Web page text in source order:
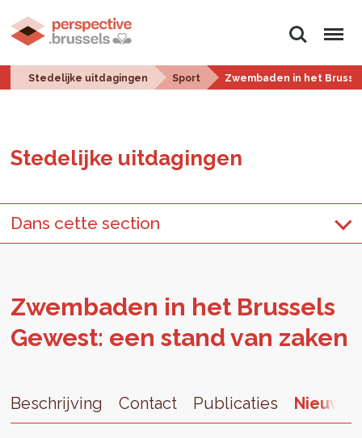
Zoeken Menu
Stedelijke uitdagingen Sport Zwembaden in het
Ste­de­lij­ke uit­da­gin­gen
Dans cette section
Zwem­ba­den in het Brus­sels
Ge­west: een stand van zaken
Beschrijving Contact Publicaties Nieuws